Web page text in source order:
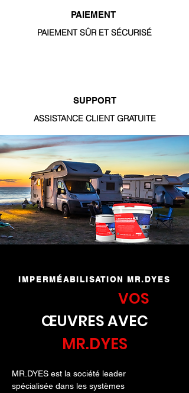
PAIEMENT
PAIEMENT SÛR ET SÉCURISÉ
SUPPORT
ASSISTANCE CLIENT GRATUITE
IMPERMÉABILISATION MR.DYES
VOS
ŒUVRES AVEC
MR.DYES
MR.DYES est la société leader
spécialisée dans les systèmes